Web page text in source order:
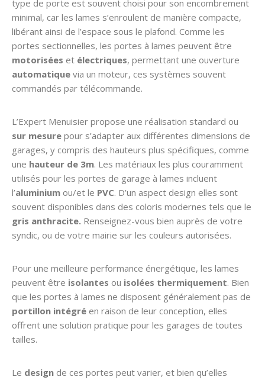
type de porte est souvent choisi pour son encombrement
minimal, car les lames s’enroulent de manière compacte,
libérant ainsi de l’espace sous le plafond. Comme les
portes sectionnelles, les portes à lames peuvent être
motorisées et électriques, permettant une ouverture
automatique via un moteur, ces systèmes souvent
commandés par télécommande.
L’Expert Menuisier propose une réalisation standard ou
sur mesure pour s’adapter aux différentes dimensions de
garages, y compris des hauteurs plus spécifiques, comme
une hauteur de 3m. Les matériaux les plus couramment
utilisés pour les portes de garage à lames incluent
l’aluminium ou/et le PVC. D’un aspect design elles sont
souvent disponibles dans des coloris modernes tels que le
gris anthracite. Renseignez-vous bien auprès de votre
syndic, ou de votre mairie sur les couleurs autorisées.
Pour une meilleure performance énergétique, les lames
peuvent être isolantes ou isolées thermiquement. Bien
que les portes à lames ne disposent généralement pas de
portillon intégré en raison de leur conception, elles
offrent une solution pratique pour les garages de toutes
tailles.
Le design de ces portes peut varier, et bien qu’elles